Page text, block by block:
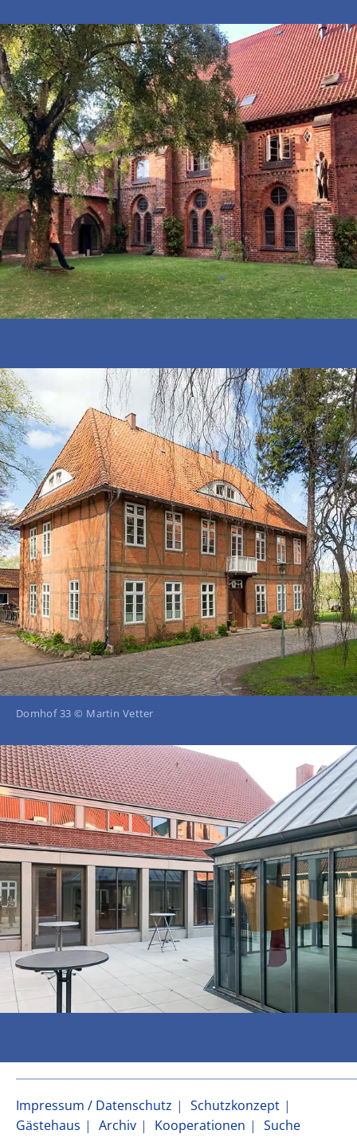
Domhof 33 © Martin Vetter
Impressum / Datenschutz
Schutzkonzept
Gästehaus
Archiv Kooperationen Suche